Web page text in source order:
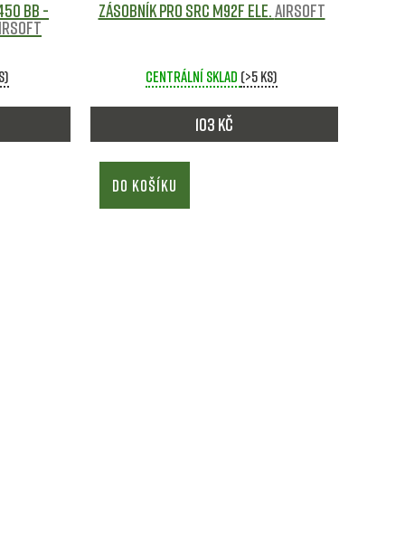
bb - Zásobník pro SRC M92F ele. Airsoft
Centrální sklad (>5 ks)
103 Kč
DO KOŠÍKU